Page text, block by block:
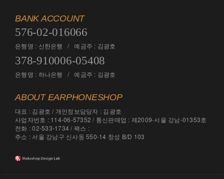
BANK ACCOUNT
576-02-016066
은행명 : 신한은행 / 예금주 : 김광호
378-910006-05408
은행명 : 하나은행 / 예금주 : 김광호
ABOUT EARPHONESHOP
대표 : 김광호 / 개인정보담당자 : 김광호
사업자번호 : 114-06-57352 / 통신판매업 : 제2009-서울 강남-01353호
전화 : 02-533-1734 / 팩스 :
주소 : 서울 강남구 신사동 550-14 창성 B/D 103